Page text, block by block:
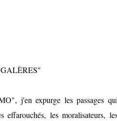
j'en expurge les passages qui
les moralisateurs,